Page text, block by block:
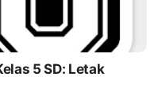
5 SD: Letak